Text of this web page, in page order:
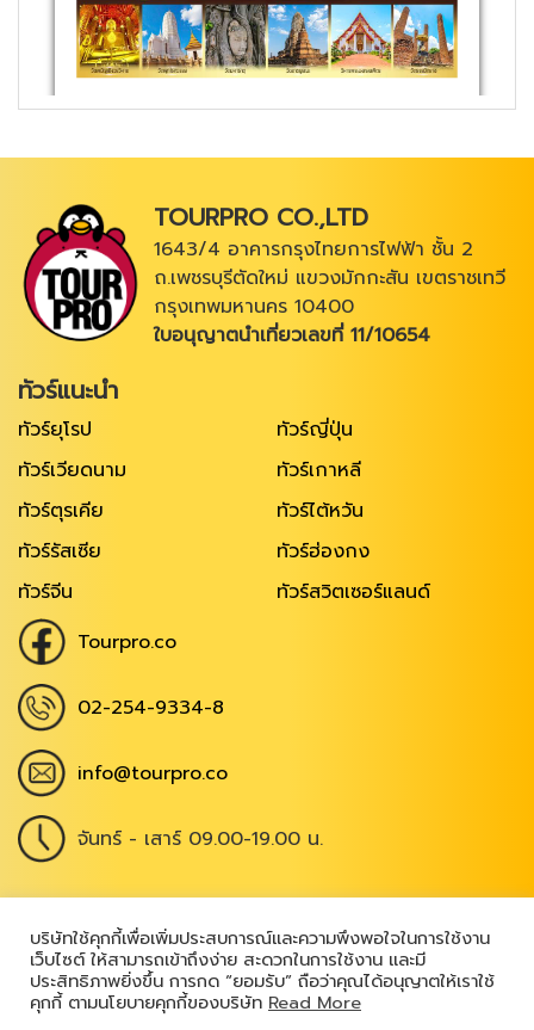
บริษัทใช้คุกกี้เพื่อเพิ่มประสบการณ์และความพึงพอใจในการใช้งาน
เว็บไซต์ ให้สามารถเข้าถึงง่าย สะดวกในการใช้งาน และมี
ประสิทธิภาพยิ่งขึ้น การกด “ยอมรับ” ถือว่าคุณได้อนุญาตให้เราใช้
คุกกี้ ตามนโยบายคุกกี้ของบริษัท Read More
TOURPRO CO.,LTD
1643/4 อาคารกรุงไทยการไฟฟ้า ชั้น 2
ถ.เพชรบุรีตัดใหม่ แขวงมักกะสัน เขตราชเทวี
กรุงเทพมหานคร 10400
ใบอนุญาตนำเที่ยวเลขที่ 11/10654
ทัวร์แนะนำ
ทัวร์ยุโรป
ทัวร์ญี่ปุ่น
ทัวร์เวียดนาม
ทัวร์เกาหลี
ทัวร์ตุรเคีย
ทัวร์ไต้หวัน
ทัวร์รัสเซีย
ทัวร์ฮ่องกง
ทัวร์จีน
ทัวร์สวิตเซอร์แลนด์
Tourpro.co
02-254-9334-8
info@tourpro.co
จันทร์ - เสาร์ 09.00-19.00 น.
Copyright @ 2026 , All Rights Reserved|
เข้าสู่ระบบ